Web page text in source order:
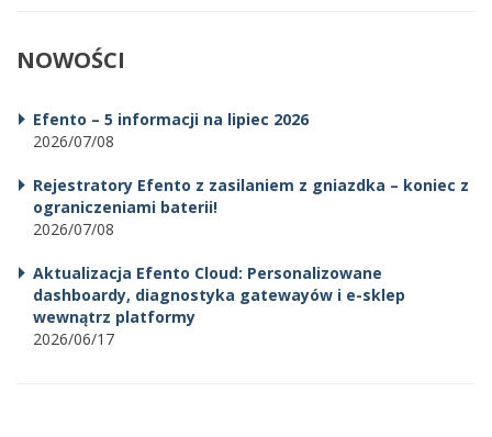
NOWOŚCI
Efento – 5 informacji na lipiec 2026
2026/07/08
Rejestratory Efento z zasilaniem z gniazdka – koniec z
ograniczeniami baterii!
2026/07/08
Aktualizacja Efento Cloud: Personalizowane
dashboardy, diagnostyka gatewayów i e-sklep
wewnątrz platformy
2026/06/17